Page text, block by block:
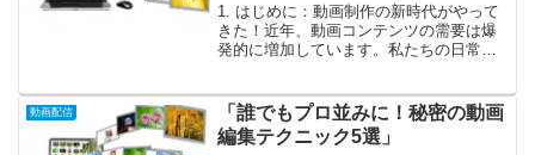
1. はじめに：動画制作の新時代がやって
きた！近年、動画コンテンツの需要は爆
発的に増加しています。私たちの日常生
成することがもはや特別な技術を持った
人だけのものではなく...
動画配信
「誰でもプロ並みに！秘密の動画
編集テクニック5選」